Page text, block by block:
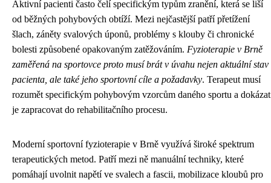
Aktivní pacienti často čelí specifickým typům zranění, která se liší
od běžných pohybových obtíží. Mezi nejčastější patří přetížení
šlach, záněty svalových úponů, problémy s klouby či chronické
bolesti způsobené opakovaným zatěžováním. Fyzioterapie v Brně
zaměřená na sportovce proto musí brát v úvahu nejen aktuální stav
pacienta, ale také jeho sportovní cíle a požadavky. Terapeut musí
rozumět specifickým pohybovým vzorcům daného sportu a dokázat
je zapracovat do rehabilitačního procesu.
Moderní sportovní fyzioterapie v Brně využívá široké spektrum
terapeutických metod. Patří mezi ně manuální techniky, které
pomáhají uvolnit napětí ve svalech a fascii, mobilizace kloubů pro